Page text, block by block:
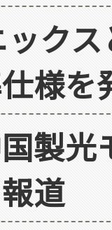
ク
様を
製光
道